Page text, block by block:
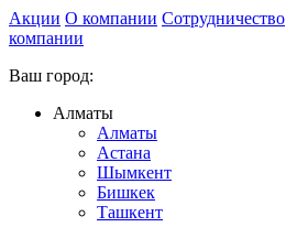
Акции О компании Сотрудничество
компании
Ваш город:
Алматы
Алматы
Астана
Шымкент
Бишкек
Ташкент